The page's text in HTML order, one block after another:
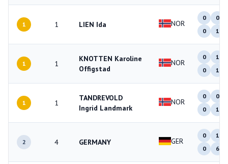
1 1 LIEN Ida NOR
0
0
0
1
1 1
KNOTTEN Karoline
Offigstad
NOR
0
1
0
1
1 1
TANDREVOLD
Ingrid Landmark
NOR
0
0
0
1
2 4 GERMANY GER
0
1
0
6